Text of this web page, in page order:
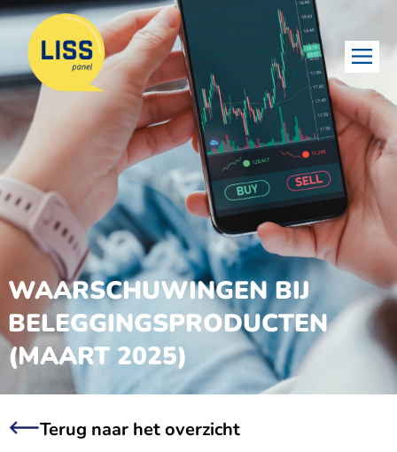
WAARSCHUWINGEN BIJ
BELEGGINGSPRODUCTEN
(MAART 2025)
Terug naar het overzicht